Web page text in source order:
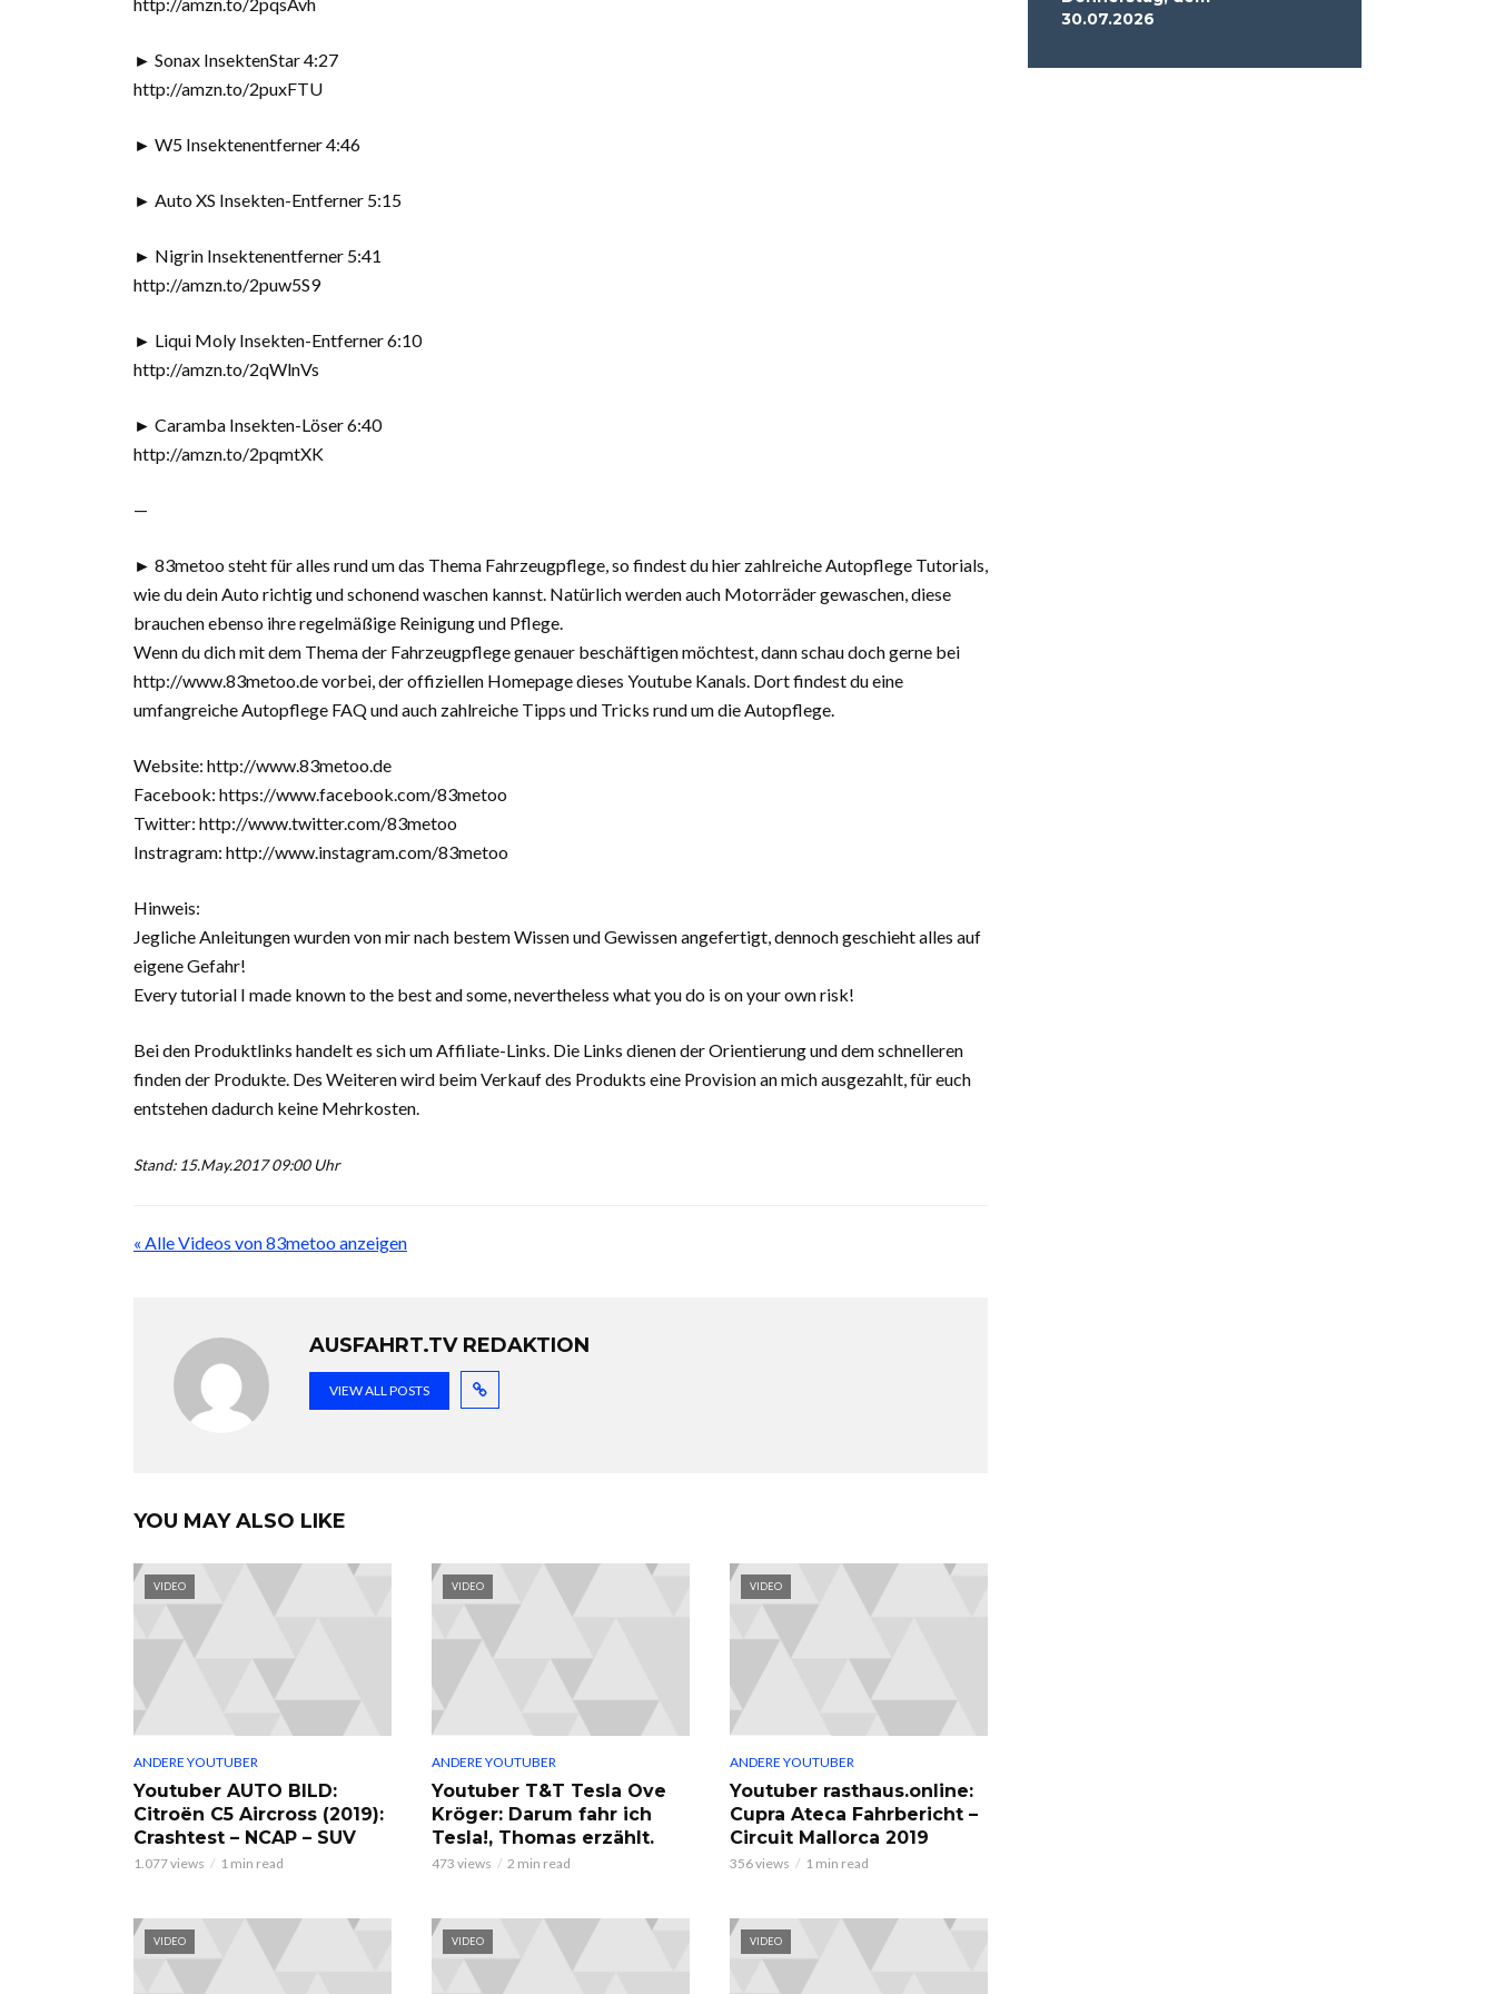
► Sonax InsektenStar 4:27
http://amzn.to/2puxFTU
► W5 Insektenentferner 4:46
► Auto XS Insekten-Entferner 5:15
► Nigrin Insektenentferner 5:41
http://amzn.to/2puw5S9
► Liqui Moly Insekten-Entferner 6:10
http://amzn.to/2qWlnVs
► Caramba Insekten-Löser 6:40
http://amzn.to/2pqmtXK
—
► 83metoo steht für alles rund um das Thema Fahrzeugpflege, so findest du hier zahlreiche Autopflege Tutorials,
wie du dein Auto richtig und schonend waschen kannst. Natürlich werden auch Motorräder gewaschen, diese
brauchen ebenso ihre regelmäßige Reinigung und Pflege.
Wenn du dich mit dem Thema der Fahrzeugpflege genauer beschäftigen möchtest, dann schau doch gerne bei
http://www.83metoo.de vorbei, der offiziellen Homepage dieses Youtube Kanals. Dort findest du eine
umfangreiche Autopflege FAQ und auch zahlreiche Tipps und Tricks rund um die Autopflege.
Website: http://www.83metoo.de
Facebook: https://www.facebook.com/83metoo
Twitter: http://www.twitter.com/83metoo
Instragram: http://www.instagram.com/83metoo
Hinweis:
Jegliche Anleitungen wurden von mir nach bestem Wissen und Gewissen angefertigt, dennoch geschieht alles auf
eigene Gefahr!
Every tutorial I made known to the best and some, nevertheless what you do is on your own risk!
Bei den Produktlinks handelt es sich um Affiliate-Links. Die Links dienen der Orientierung und dem schnelleren
finden der Produkte. Des Weiteren wird beim Verkauf des Produkts eine Provision an mich ausgezahlt, für euch
entstehen dadurch keine Mehrkosten.
Stand: 15.May.2017 09:00 Uhr
« Alle Videos von 83metoo anzeigen
AUSFAHRT.TV REDAKTION
VIEW ALL POSTS
YOU MAY ALSO LIKE
VIDEO
ANDERE YOUTUBER
Youtuber AUTO BILD:
Citroën C5 Aircross (2019):
Crashtest – NCAP – SUV
1.077 views 1 min read
VIDEO
ANDERE YOUTUBER
Youtuber T&T Tesla Ove
Kröger: Darum fahr ich
Tesla!, Thomas erzählt.
473 views 2 min read
VIDEO
ANDERE YOUTUBER
Youtuber rasthaus.online:
Cupra Ateca Fahrbericht –
Circuit Mallorca 2019
356 views 1 min read
VIDEO VIDEO VIDEO
30.07.2026